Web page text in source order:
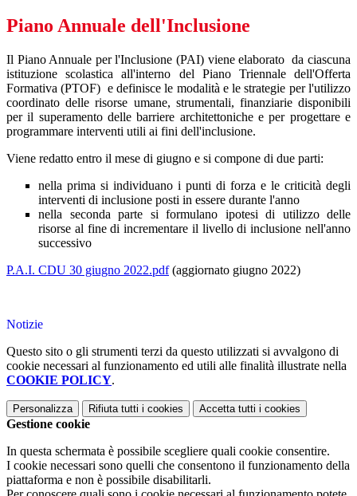
Piano Annuale dell'Inclusione
Il Piano Annuale per l'Inclusione (PAI) viene elaborato da ciascuna
istituzione scolastica all'interno del Piano Triennale dell'Offerta
Formativa (PTOF) e definisce le modalità e le strategie per l'utilizzo
coordinato delle risorse umane, strumentali, finanziarie disponibili
per il superamento delle barriere architettoniche e per progettare e
programmare interventi utili ai fini dell'inclusione.
Viene redatto entro il mese di giugno e si compone di due parti:
nella prima si individuano i punti di forza e le criticità degli
interventi di inclusione posti in essere durante l'anno
nella seconda parte si formulano ipotesi di utilizzo delle
risorse al fine di incrementare il livello di inclusione nell'anno
successivo
P.A.I. CDU 30 giugno 2022.pdf(aggiornato giugno 2022)
Notizie
Questo sito o gli strumenti terzi da questo utilizzati si avvalgono di
cookie necessari al funzionamento ed utili alle finalità illustrate nella
COOKIE POLICY.
Personalizza Rifiuta tutti i cookies Accetta tutti i cookies
Gestione cookie
In questa schermata è possibile scegliere quali cookie consentire.
I cookie necessari sono quelli che consentono il funzionamento della
piattaforma e non è possibile disabilitarli.